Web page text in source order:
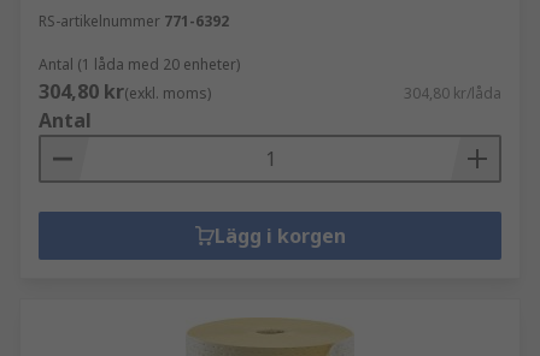
RS-artikelnummer 771-6392
Antal (1 låda med 20 enheter)
304,80 kr(exkl. moms) 304,80 kr/låda
Antal
Lägg i korgen